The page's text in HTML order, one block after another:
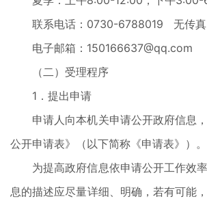
联系电话：0730-6788019 无传真
电子邮箱：150166637@qq.com
（二）受理程序
1．提出申请
申请人向本机关申请公开政府信息
公开申请表》（以下简称《申请表》）。
为提高政府信息依申请公开工作效
息的描述应尽量详细、明确，若有可能